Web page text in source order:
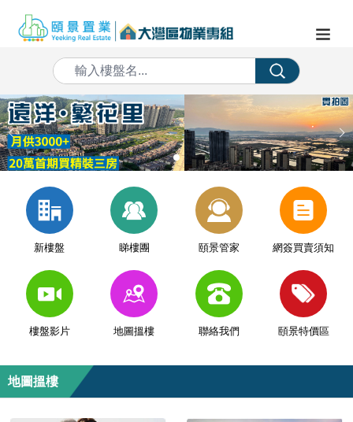
新樓盤 睇樓團 頤景管家 網簽買賣須知
樓盤影片 地圖搵樓 聯絡我們 頤景特價區
地圖搵樓